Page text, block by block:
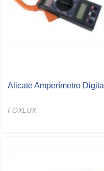
Alicate Amperímetro Digital
FOXLUX